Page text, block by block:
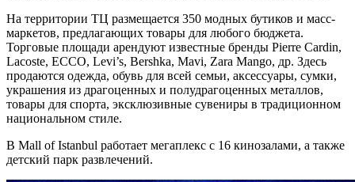
На территории ТЦ размещается 350 модных бутиков и масс-
маркетов, предлагающих товары для любого бюджета.
Торговые площади арендуют известные бренды Pierre Cardin,
Lacoste, ECCO, Levi’s, Bershka, Mavi, Zara Mango, др. Здесь
продаются одежда, обувь для всей семьи, аксессуары, сумки,
украшения из драгоценных и полудрагоценных металлов,
товары для спорта, эксклюзивные сувениры в традиционном
национальном стиле.
В Mall of Istanbul работает мегаплекс с 16 кинозалами, а также
детский парк развлечений.